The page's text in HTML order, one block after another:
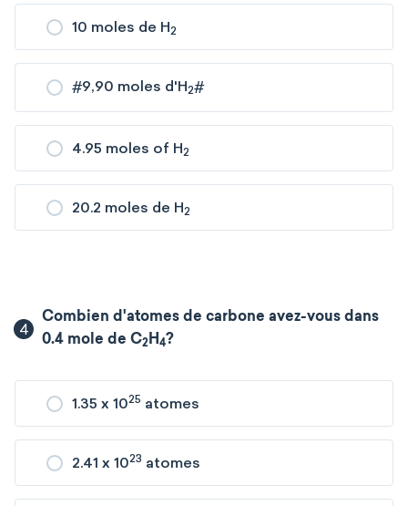
10 moles de H2
#9,90 moles d'H2#
4.95 moles of H2
20.2 moles de H2
4
Combien d'atomes de carbone avez-vous dans
0.4 mole de C2 H4?
1.35 x 1025 atomes
2.41 x 1023 atomes